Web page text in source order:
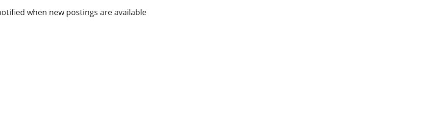
when new postings are available